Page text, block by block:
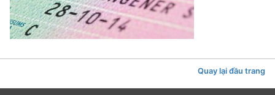
Quay lại đầu trang